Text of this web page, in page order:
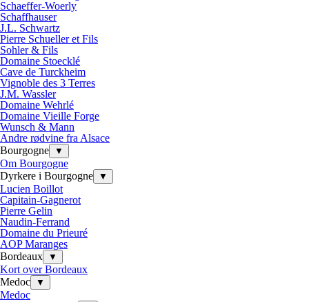
Schaeffer-Woerly
Schaffhauser
J.L. Schwartz
Pierre Schueller et Fils
Sohler & Fils
Domaine Stoecklé
Cave de Turckheim
Vignoble des 3 Terres
J.M. Wassler
Domaine Wehrlé
Domaine Vieille Forge
Wunsch & Mann
Andre rødvine fra Alsace
Bourgogne
▼
Om Bourgogne
Dyrkere i Bourgogne
▼
Lucien Boillot
Capitain-Gagnerot
Pierre Gelin
Naudin-Ferrand
Domaine du Prieuré
AOP Maranges
Bordeaux
▼
Kort over Bordeaux
Medoc
▼
Medoc